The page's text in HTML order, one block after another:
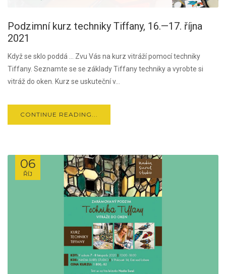
Podzimní kurz techniky Tiffany, 16.—17. října
2021
Když se sklo poddá … Zvu Vás na kurz vitráží pomocí techniky
Tiffany. Seznamte se se základy Tiffany techniky a vyrobte si
vitráž do oken. Kurz se uskuteční v...
CONTINUE READING...
06
ŘÍJ